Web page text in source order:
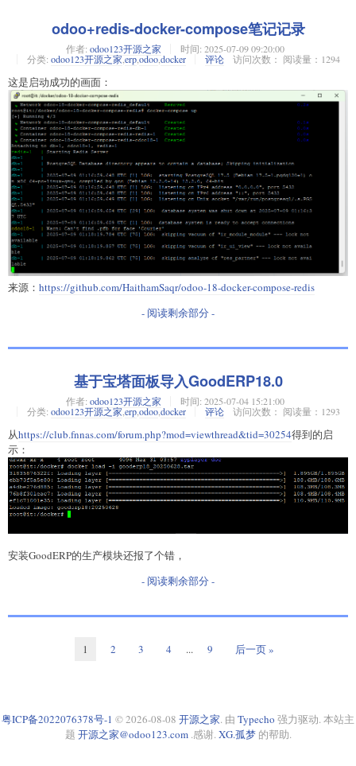
odoo+redis-docker-compose笔记记录
作者: odoo123开源之家 时间: 2025-07-09 09:20:00
分类: odoo123开源之家 erp,odoo,docker 评论 访问次数： 阅读量：1294
这是启动成功的画面：
来源： https://github.com/HaithamSaqr/odoo-18-docker-compose-redis
- 阅读剩余部分 -
基于宝塔面板导入GoodERP18.0
作者: odoo123开源之家 时间: 2025-07-04 15:21:00
分类: odoo123开源之家 erp,odoo,docker 评论 访问次数： 阅读量：1293
从https://club.fnnas.com/forum.php?mod=viewthread&tid=30254得到的启
示：
安装GoodERP的生产模块还报了个错，
- 阅读剩余部分 -
1 2 3 4 ... 9 后一页 »
粤ICP备2022076378号-1 © 2026-08-08 开源之家. 由 Typecho 强力驱动. 本站主
题 开源之家@odoo123.com.感谢. XG.孤梦的帮助.